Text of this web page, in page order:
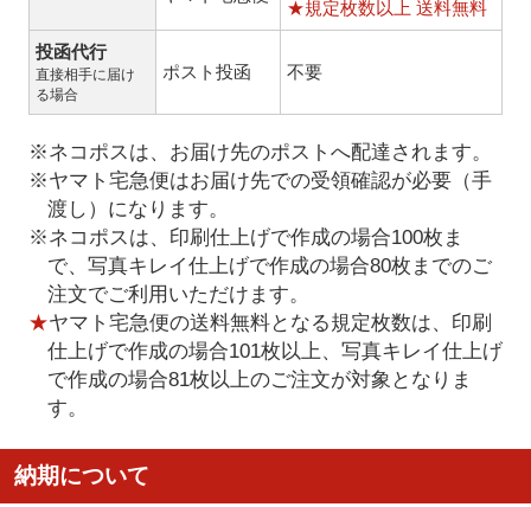
★規定枚数以上 送料無料
投函代行
直接相手に届け
る場合
ポスト投函 不要
※ネコポスは、お届け先のポストへ配達されます。
※ヤマト宅急便はお届け先での受領確認が必要（手
渡し）になります。
※ネコポスは、印刷仕上げで作成の場合100枚ま
で、写真キレイ仕上げで作成の場合80枚までのご
注文でご利用いただけます。
★ヤマト宅急便の送料無料となる規定枚数は、印刷
仕上げで作成の場合101枚以上、写真キレイ仕上げ
で作成の場合81枚以上のご注文が対象となりま
す。
納期について